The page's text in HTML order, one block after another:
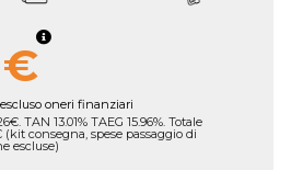
oneri finanziari
TAN 13.01% TAEG 15.96%. Totale
(kit consegna, spese passaggio di
escluse)